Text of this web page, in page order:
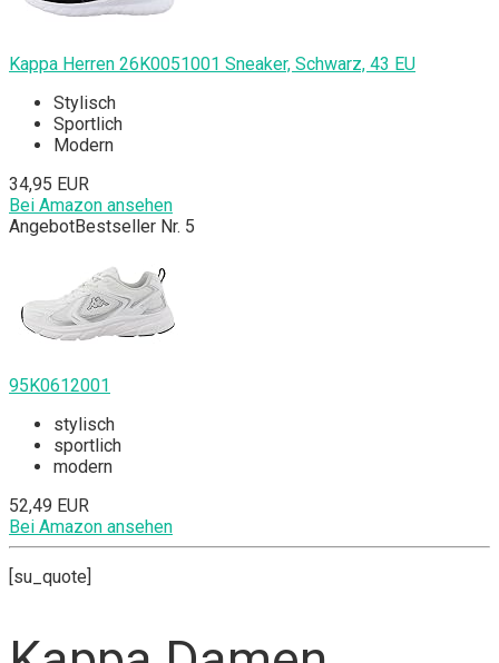
Kappa Herren 26K0051001 Sneaker, Schwarz, 43 EU
Stylisch
Sportlich
Modern
34,95 EUR
Bei Amazon ansehen
AngebotBestseller Nr. 5
95K0612001
stylisch
sportlich
modern
52,49 EUR
Bei Amazon ansehen
[su_quote]